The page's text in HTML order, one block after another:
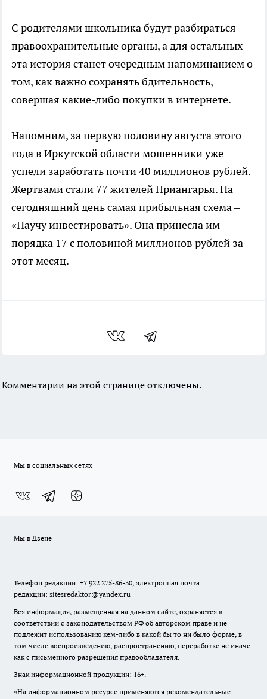
С родителями школьника будут разбираться
правоохранительные органы, а для остальных
эта история станет очередным напоминанием о
том, как важно сохранять бдительность,
совершая какие-либо покупки в интернете.
Напомним, за первую половину августа этого
года в Иркутской области мошенники уже
успели заработать почти 40 миллионов рублей.
Жертвами стали 77 жителей Приангарья. На
сегодняшний день самая прибыльная схема –
«Научу инвестировать». Она принесла им
порядка 17 с половиной миллионов рублей за
этот месяц.
Комментарии на этой странице отключены.
Мы в социальных сетях
Мы в Дзене
Телефон редакции: +7 922 275-86-30, электронная почта
редакции: sitesredaktor@yandex.ru
Вся информация, размещенная на данном сайте, охраняется в
соответствии с законодательством РФ об авторском праве и не
подлежит использованию кем-либо в какой бы то ни было форме, в
том числе воспроизведению, распространению, переработке не иначе
как с письменного разрешения правообладателя.
Знак информационной продукции: 16+.
«На информационном ресурсе применяются рекомендательные